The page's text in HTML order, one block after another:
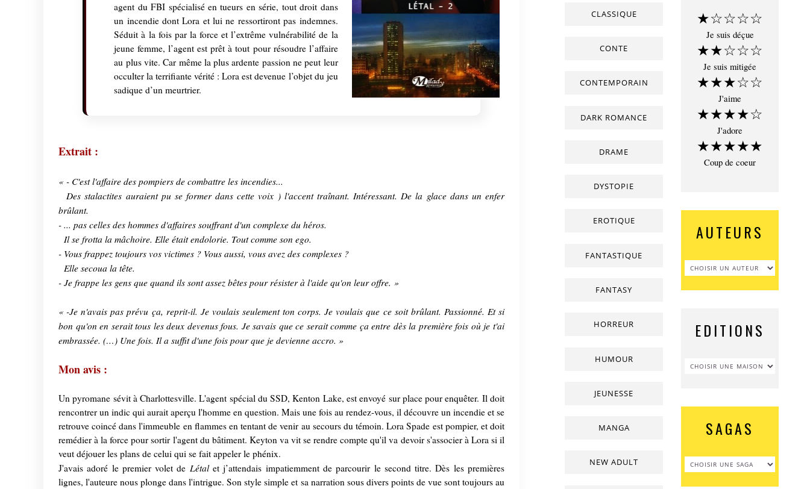
agent du FBI spécialisé en tueurs en série, tout droit dans
un incendie dont Lora et lui ne ressortiront pas indemnes.
Séduit à la fois par la force et l’extrême vulnérabilité de la
jeune femme, l’agent est prêt à tout pour résoudre l’affaire
au plus vite. Car même la plus ardente passion ne peut leur
occulter la terrifiante vérité : Lora est devenue l’objet du jeu
sadique d’un meurtrier.
Extrait :
« - C'est l'affaire des pompiers de combattre les incendies...
Des stalactites auraient pu se former dans cette voix ) l'accent traînant. Intéressant. De la glace dans un enfer
brûlant.
- ... pas celles des hommes d'affaires souffrant d'un complexe du héros.
Il se frotta la mâchoire. Elle était endolorie. Tout comme son ego.
- Vous frappez toujours vos victimes ? Vous aussi, vous avez des complexes ?
Elle secoua la tête.
- Je frappe les gens que quand ils sont assez bêtes pour résister à l'aide qu'on leur offre. »
« -Je n'avais pas prévu ça, reprit-il. Je voulais seulement ton corps. Je voulais que ce soit brûlant. Passionné. Et si
bon qu'on en serait tous les deux devenus fous. Je savais que ce serait comme ça entre dès la première fois où je t'ai
embrassée. (…) Une fois. Il a suffit d'une fois pour que je devienne accro. »
Mon avis :
Un pyromane sévit à Charlottesville. L'agent spécial du SSD, Kenton Lake, est envoyé sur place pour enquêter. Il doit
rencontrer un indic qui aurait aperçu l'homme en question. Mais une fois au rendez-vous, il découvre un incendie et se
retrouve coincé dans l'immeuble en flammes en tentant de venir au secours du témoin. Lora Spade est pompier, et doit
remédier à la force pour sortir l'agent du bâtiment. Keyton va vit se rendre compte qu'il va devoir s'associer à Lora si il
veut déjouer les plans de celui qui se fait appeler le phénix.
J'avais adoré le premier volet de Létalet j’attendais impatiemment de parcourir le second titre. Dès les premières
lignes, l'auteure nous plonge dans l'intrigue. Son style simple et sa narration sous divers points de vue sont toujours au
CLASSIQUE
CONTE
CONTEMPORAIN
DARK ROMANCE
DRAME
DYSTOPIE
EROTIQUE
FANTASTIQUE
FANTASY
HORREUR
HUMOUR
JEUNESSE
MANGA
NEW ADULT
★☆☆☆☆
Je suis déçue
★★☆☆☆
Je suis mitigée
★★★☆☆
J'aime
★★★★☆
J'adore
★★★★★
Coup de coeur
AUTEURS
EDITIONS
SAGAS